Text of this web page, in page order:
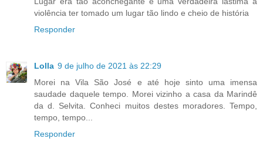
violência ter tomado um lugar tão lindo e cheio de história
Responder
Lolla 9 de julho de 2021 às 22:29
Morei na Vila São José e até hoje sinto uma imensa
saudade daquele tempo. Morei vizinho a casa da Marindê
da d. Selvita. Conheci muitos destes moradores. Tempo,
tempo, tempo...
Responder